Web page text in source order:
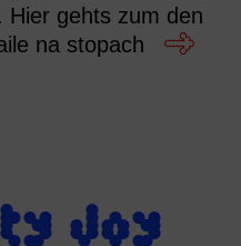
Hier gehts zum den
na stopach
Joy